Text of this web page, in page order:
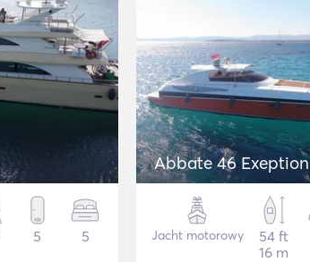
5 5
Abbate 46 Exeption
Jacht motorowy
54 ft
16 m